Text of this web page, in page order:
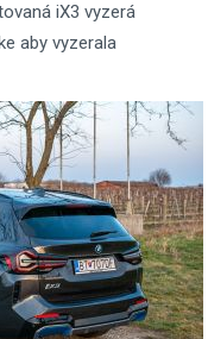
iX3 vyzerá
aby vyzerala